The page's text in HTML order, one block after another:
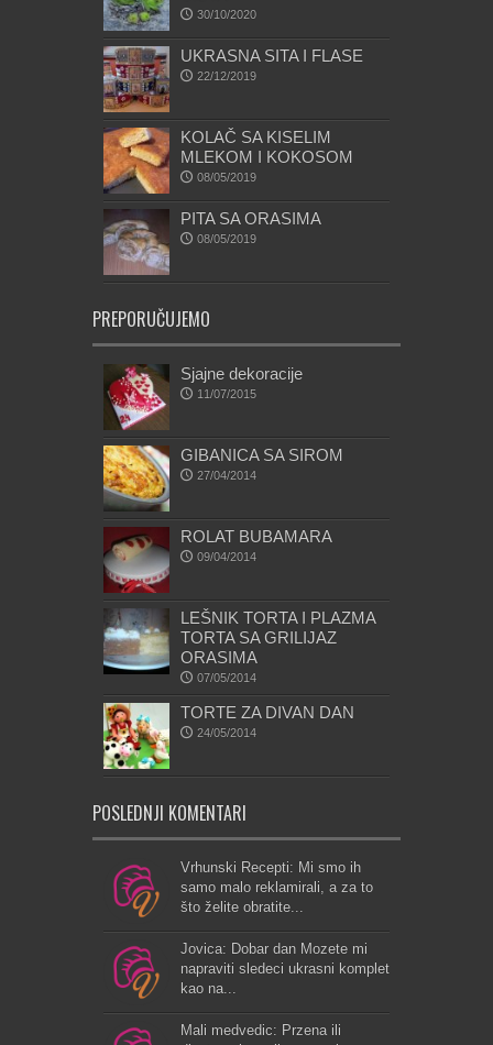
30/10/2020
UKRASNA SITA I FLASE
22/12/2019
KOLAČ SA KISELIM
MLEKOM I KOKOSOM
08/05/2019
PITA SA ORASIMA
08/05/2019
PREPORUČUJEMO
Sjajne dekoracije
11/07/2015
GIBANICA SA SIROM
27/04/2014
ROLAT BUBAMARA
09/04/2014
LEŠNIK TORTA I PLAZMA
TORTA SA GRILIJAZ
ORASIMA
07/05/2014
TORTE ZA DIVAN DAN
24/05/2014
POSLEDNJI KOMENTARI
Vrhunski Recepti: Mi smo ih
samo malo reklamirali, a za to
što želite obratite...
Jovica: Dobar dan Mozete mi
napraviti sledeci ukrasni komplet
kao na...
Mali medvedic: Przena ili